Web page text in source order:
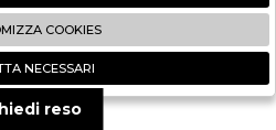
Powered by
Zucchetti
reso
COOKIES
NECESSARI